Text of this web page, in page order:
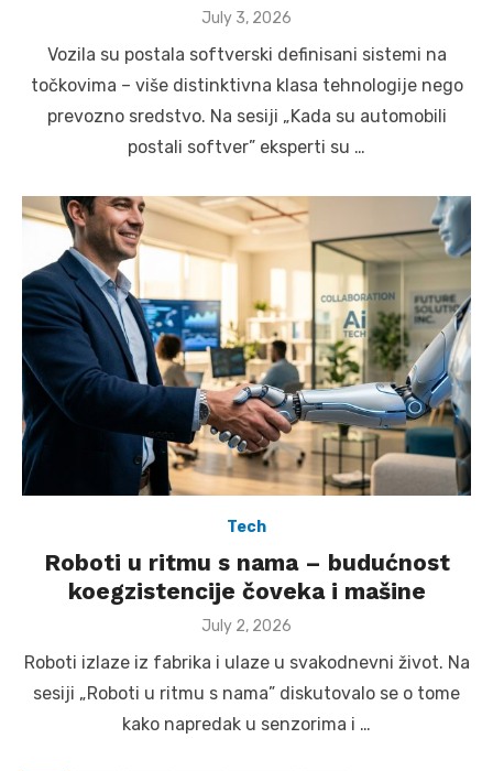
Posted
July 3, 2026
Vozila su postala softverski definisani sistemi na
točkovima – više distinktivna klasa tehnologije nego
prevozno sredstvo. Na sesiji „Kada su automobili
postali softver” eksperti su …
Tech
Roboti u ritmu s nama – budućnost
koegzistencije čoveka i mašine
Posted
July 2, 2026
Roboti izlaze iz fabrika i ulaze u svakodnevni život. Na
sesiji „Roboti u ritmu s nama” diskutovalo se o tome
kako napredak u senzorima i …